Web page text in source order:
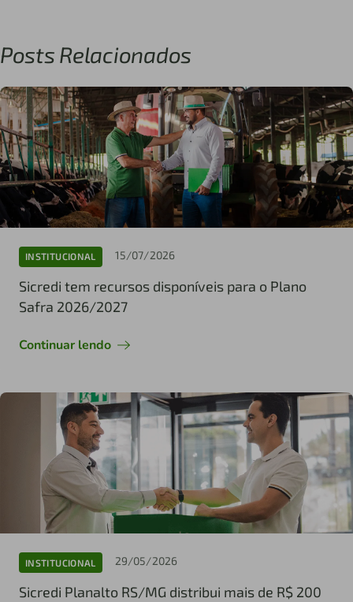
Posts Relacionados
INSTITUCIONAL 15/07/2026
Sicredi tem recursos disponíveis para o Plano
Safra 2026/2027
Continuar lendo
INSTITUCIONAL 29/05/2026
Sicredi Planalto RS/MG distribui mais de R$ 200